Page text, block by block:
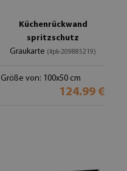
Küchenrückwand
spritzschutz
Graukarte (#pk-209885219)
Größe von: 100x50 cm
124.99 €